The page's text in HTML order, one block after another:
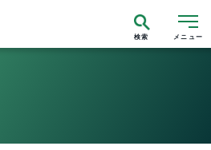
メニュー
検索